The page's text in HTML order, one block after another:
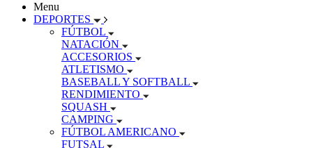
Menu
DEPORTES
FÚTBOL
NATACIÓN
ACCESORIOS
ATLETISMO
BASEBALL Y SOFTBALL
RENDIMIENTO
SQUASH
CAMPING
FÚTBOL AMERICANO
FUTSAL